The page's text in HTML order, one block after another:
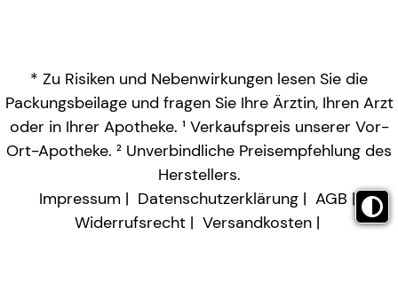
* Zu Risiken und Nebenwirkungen lesen Sie die
Packungsbeilage und fragen Sie Ihre Ärztin, Ihren Arzt
oder in Ihrer Apotheke. ¹ Verkaufspreis unserer Vor-
Ort-Apotheke. ² Unverbindliche Preisempfehlung des
Herstellers.
Impressum
Datenschutzerklärung
AGB
Widerrufsrecht
Versandkosten